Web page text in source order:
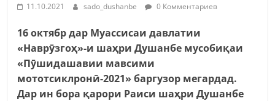
11.10.2021 sado_dushanbe 0 Комментариев
16 октябр дар Муассисаи давлатии
«Наврӯзгоҳ»-и шаҳри Душанбе мусобиқаи
«Пӯшидашавии мавсими
мототсиклронӣ-2021» баргузор мегардад.
Дар ин бора қарори Раиси шаҳри Душанбе